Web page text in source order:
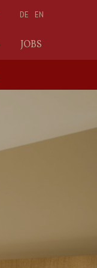
DE EN
JOBS